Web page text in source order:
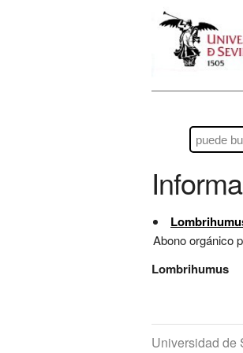
Abono orgánico
Lombrihumus
Universidad de